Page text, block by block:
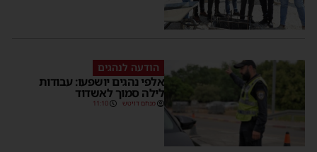
הודעה לנהגים
אלפי נהגים יושפעו: עבודות
לילה סמוך לאשדוד
מנחם דויטש 11:10